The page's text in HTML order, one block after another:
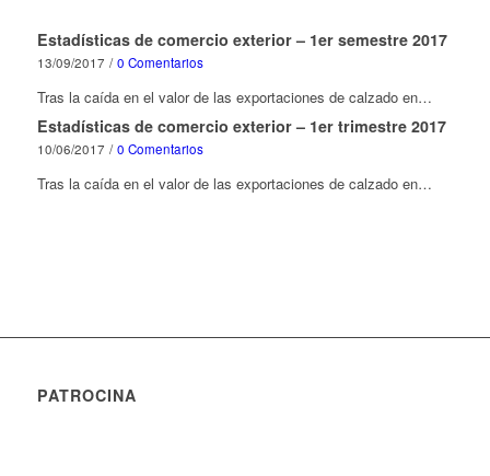
Estadísticas de comercio exterior – 1er semestre 2017
13/09/2017 / 0 Comentarios
Tras la caída en el valor de las exportaciones de calzado en…
Estadísticas de comercio exterior – 1er trimestre 2017
10/06/2017 / 0 Comentarios
Tras la caída en el valor de las exportaciones de calzado en…
PATROCINA